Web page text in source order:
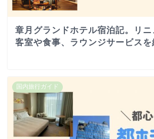
章月グランドホテル宿泊記。リ
客室や食事、ラウンジサービスを
国内旅行ガイド